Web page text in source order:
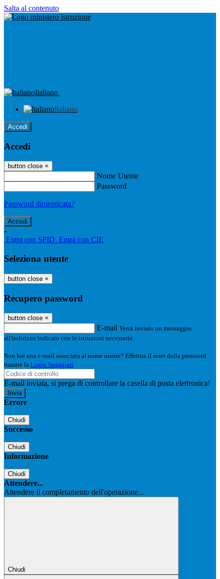
Salta al contenuto
Italiano
Italiano
Accedi
Accedi
button close ×
Nome Utente
Password
Password dimenticata?
-
Entra con SPID Entra con CIE
Seleziona utente
button close ×
Recupero password
button close ×
E-mail Verrà inviato un messaggio
all'indirizzo indicato con le istruzioni necessarie.
Non hai una e-mail associata al nome utente? Effettua il reset della password
tramite la Login Spaggiari
E-mail inviata, si prega di controllare la casella di posta elettronica!
Errore
Chiudi
Successo
Chiudi
Informazione
Chiudi
Attendere...
Attendere il completamento dell'operazione...
Chiudi